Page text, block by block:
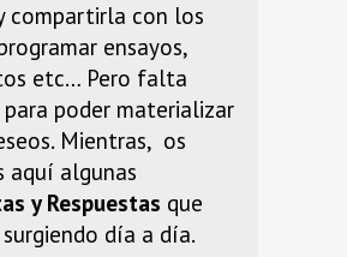
compartirla con los
ensayos,
etc… Pero falta
poder materializar
Mientras, os
aquí algunas
y Respuestas que
día a día.